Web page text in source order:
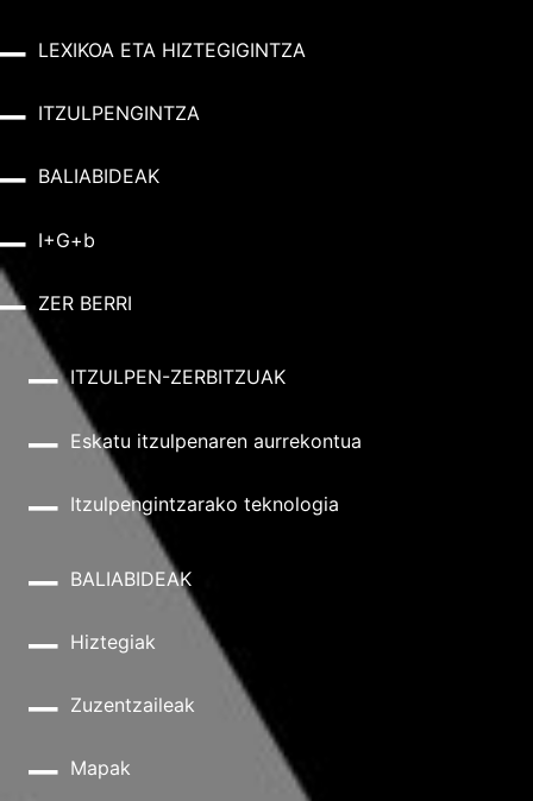
LEXIKOA ETA HIZTEGIGINTZA
ITZULPENGINTZA
BALIABIDEAK
I+G+b
ZER BERRI
ITZULPEN-ZERBITZUAK
Eskatu itzulpenaren aurrekontua
Itzulpengintzarako teknologia
BALIABIDEAK
Hiztegiak
Zuzentzaileak
Mapak